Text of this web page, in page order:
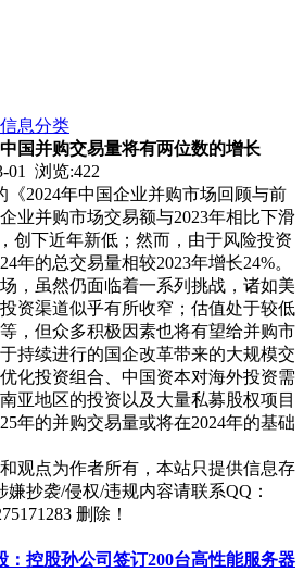
信息分类
国并购交易量将有两位数的增长
01 浏览:422
《2024年中国企业并购市场回顾与前
业并购市场交易额与2023年相比下滑
创下近年新低；然而，由于风险投资
年的总交易量相较2023年增长24%。
，虽然仍面临着一系列挑战，诸如美
资渠道似乎有所收窄；估值处于较低
，但众多积极因素也将有望给并购市
持续进行的国企改革带来的大规模交
化投资组合、中国资本对海外投资需
亚地区的投资以及大量私募股权项目
年的并购交易量或将在2024年的基础
观点为作者所有，本站只提供信息存
抄袭/侵权/违规内容请联系QQ：
删除！
：控股孙公司签订200台高性能服务器